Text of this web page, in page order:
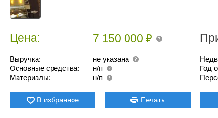
Цена: 7 150 000₽
Выручка:
не указана
Основные средства:
н/п
Материалы:
н/п
Год
В избранное Печать